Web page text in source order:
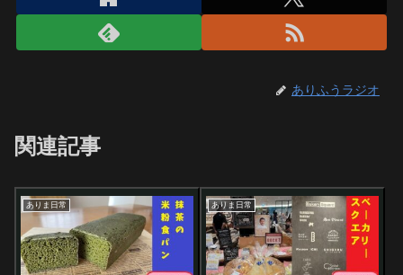
ありふうラジオ
関連記事
ありま日常 ありま日常